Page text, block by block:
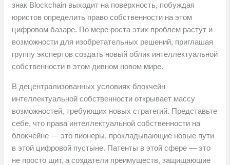
знак Blockchain выходит на поверхность, побуждая
юристов определить право собственности на этом
цифровом базаре. По мере роста этих проблем растут и
возможности для изобретательных решений, приглашая
группу экспертов создать новый облик интеллектуальной
собственности в этом дивном новом мире.
В децентрализованных условиях блокчейн
интеллектуальной собственности открывает массу
возможностей, требующих новых стратегий. Представьте
себе, что права интеллектуальной собственности на
блокчейне — это пионеры, прокладывающие новые пути
в этой цифровой пустыне. Патенты в этой сфере — это
не просто щит, а создатели преимуществ, защищающие